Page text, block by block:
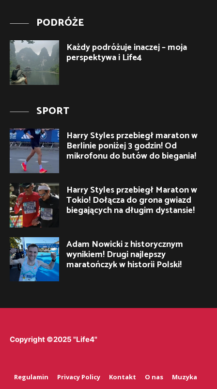
PODRÓŻE
Każdy podróżuje inaczej – moja
perspektywa i Life4
SPORT
Harry Styles przebiegł maraton w
Berlinie poniżej 3 godzin! Od
mikrofonu do butów do biegania!
Harry Styles przebiegł Maraton w
Tokio! Dołącza do grona gwiazd
biegających na długim dystansie!
Adam Nowicki z historycznym
wynikiem! Drugi najlepszy
maratończyk w historii Polski!
Copyright ©2025 "Life4"
Regulamin Privacy Policy Kontakt O nas Muzyka